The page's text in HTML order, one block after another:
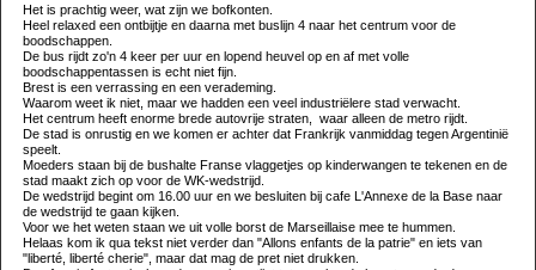
Het is prachtig weer, wat zijn we bofkonten.
Heel relaxed een ontbijtje en daarna met buslijn 4 naar het centrum voor de
boodschappen.
De bus rijdt zo'n 4 keer per uur en lopend heuvel op en af met volle
boodschappentassen is echt niet fijn.
Brest is een verrassing en een verademing.
Waarom weet ik niet, maar we hadden een veel industriëlere stad verwacht.
Het centrum heeft enorme brede autovrije straten, waar alleen de metro rijdt.
De stad is onrustig en we komen er achter dat Frankrijk vanmiddag tegen Argentinië
speelt.
Moeders staan bij de bushalte Franse vlaggetjes op kinderwangen te tekenen en de
stad maakt zich op voor de WK-wedstrijd.
De wedstrijd begint om 16.00 uur en we besluiten bij cafe L'Annexe de la Base naar
de wedstrijd te gaan kijken.
Voor we het weten staan we uit volle borst de Marseillaise mee te hummen.
Helaas kom ik qua tekst niet verder dan "Allons enfants de la patrie" en iets van
"liberté, liberté cherie", maar dat mag de pret niet drukken.